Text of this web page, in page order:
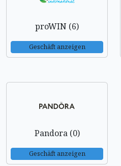
proWIN (6)
Geschäft anzeigen
Pandora (0)
Geschäft anzeigen